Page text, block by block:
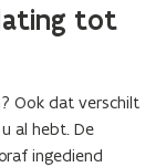
tot
Ook dat verschilt
al hebt. De
ingediend